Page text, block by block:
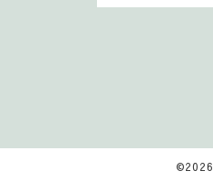
©2026